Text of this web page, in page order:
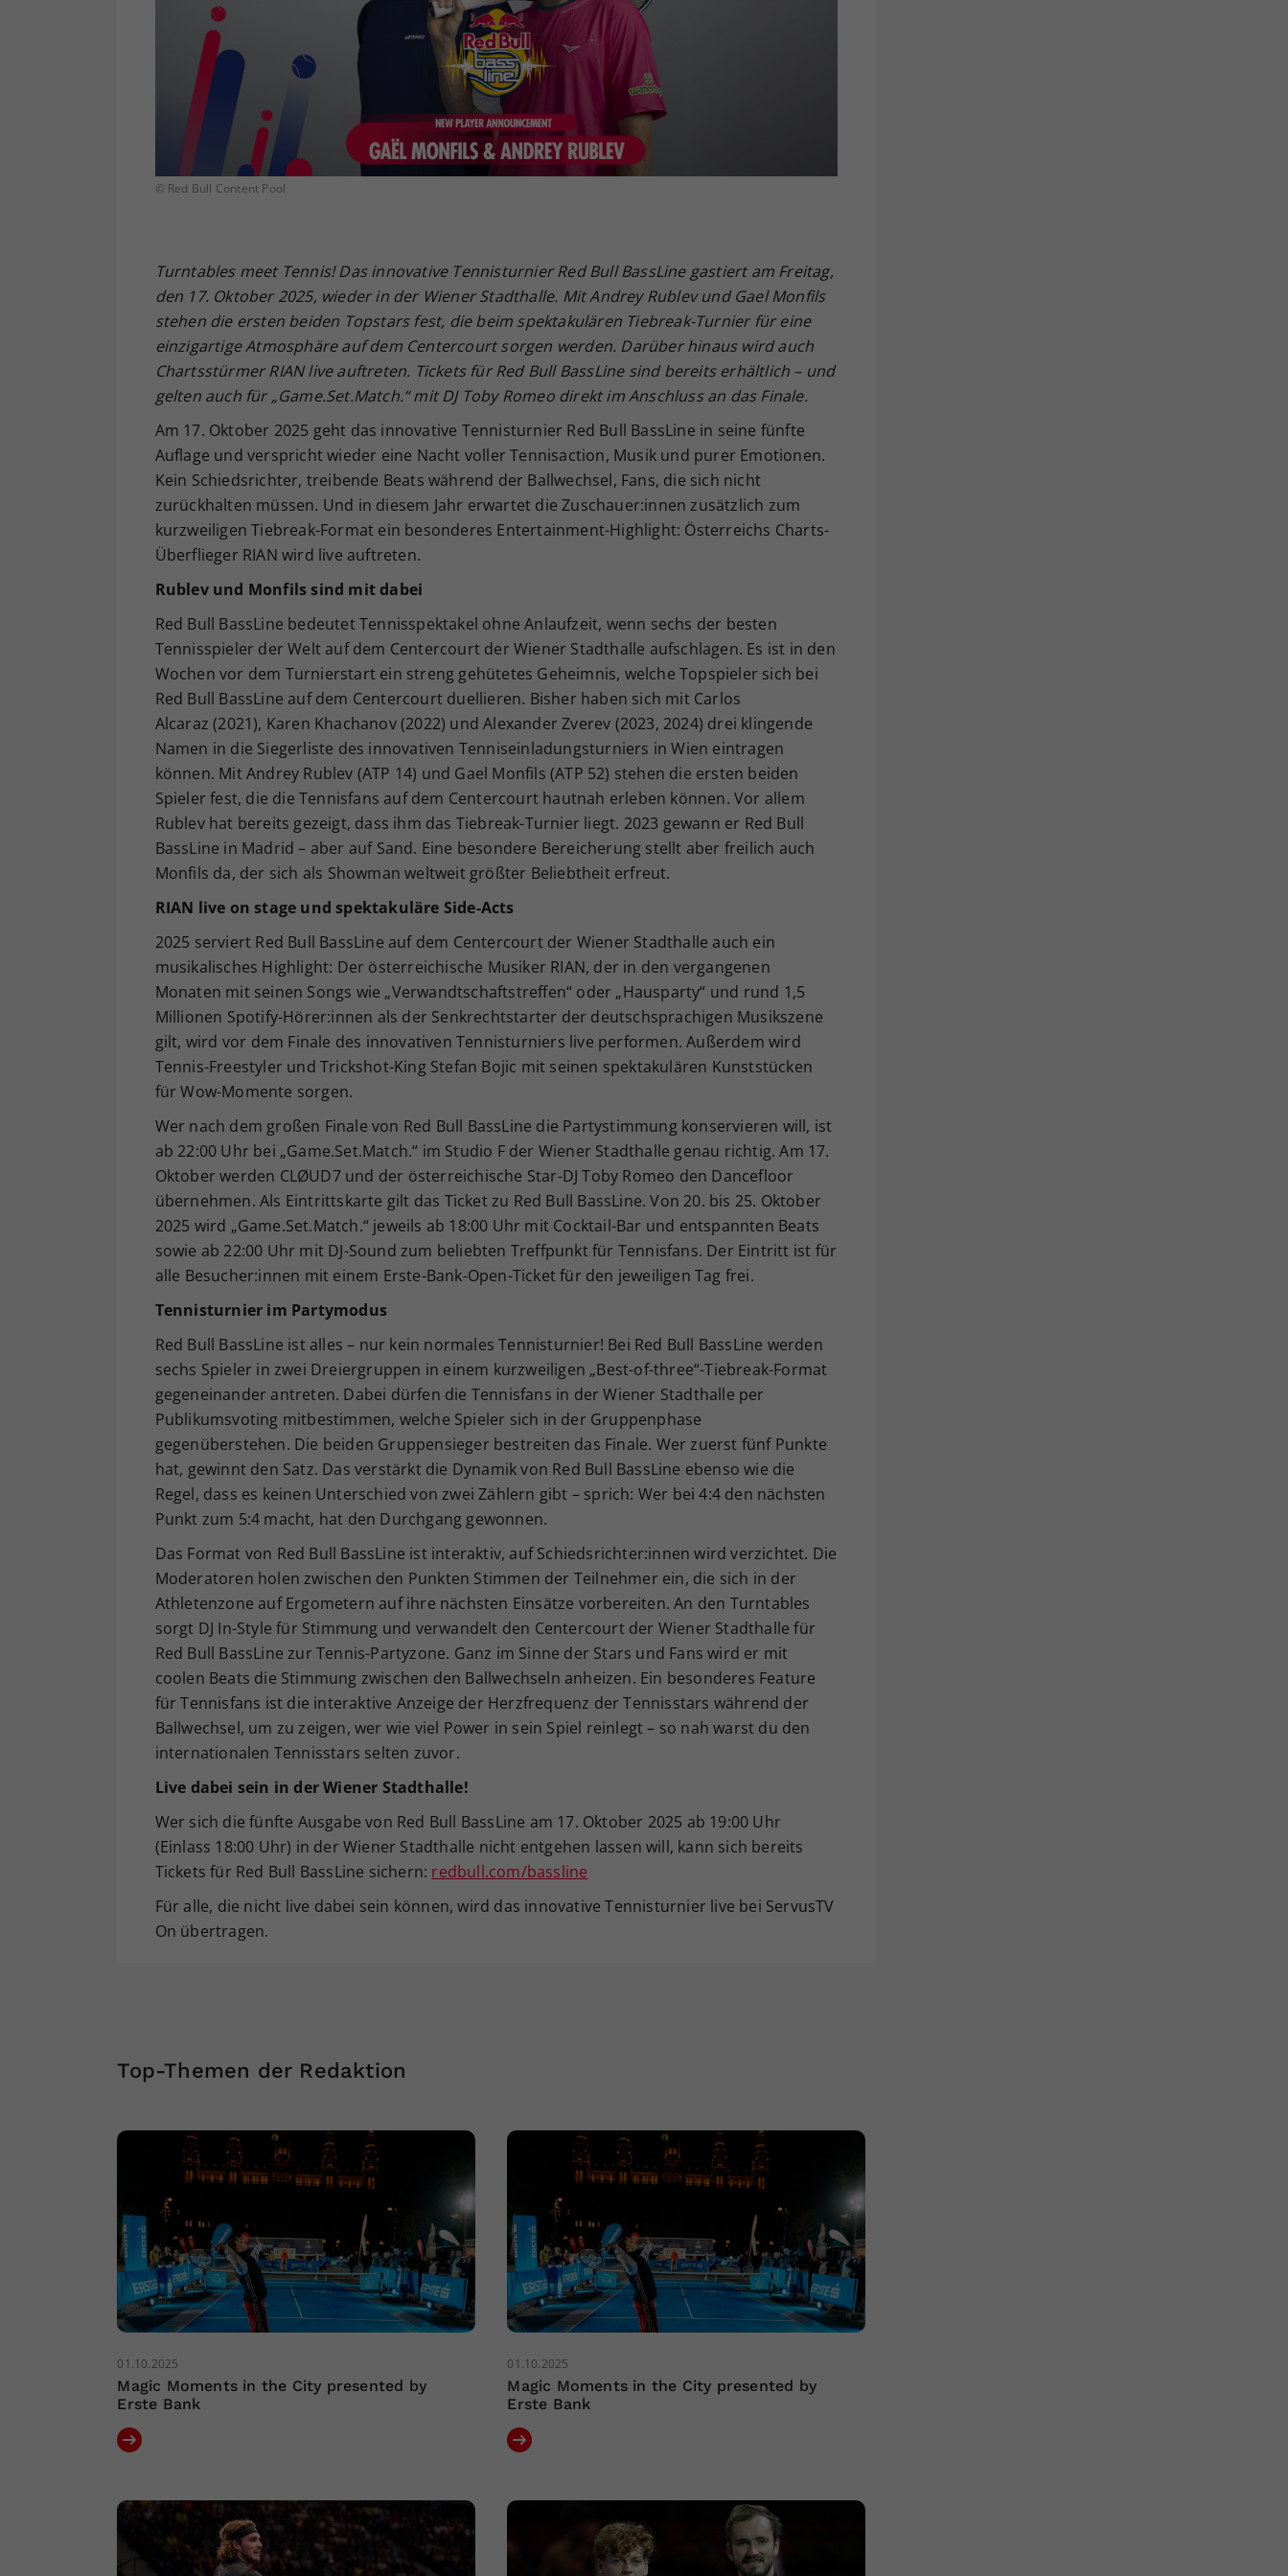
© Red Bull Content Pool
Turntables meet Tennis! Das innovative Tennisturnier Red Bull BassLine gastiert am Freitag,
den 17. Oktober 2025, wieder in der Wiener Stadthalle. Mit Andrey Rublev und GaelMonfils
stehen die ersten beiden Topstars fest, die beim spektakulären Tiebreak-Turnier für eine
einzigartige Atmosphäre auf dem Centercourt sorgen werden. Darüber hinaus wird auch
Chartsstürmer RIAN live auftreten. Tickets für Red Bull BassLine sind bereits erhältlich –und
gelten auch für „Game.Set.Match.“mit DJ Toby Romeo direkt im Anschluss an das Finale.
Am 17. Oktober 2025 geht das innovative Tennisturnier Red Bull BassLine in seine fünfte
Auflage und verspricht wieder eine Nacht voller Tennisaction, Musik und purer Emotionen.
Kein Schiedsrichter, treibende Beats während der Ballwechsel, Fans, die sich nicht
zurückhalten müssen. Und in diesem Jahr erwartet die Zuschauer:innen zusätzlich zum
kurzweiligen Tiebreak-Format ein besonderes Entertainment-Highlight: Österreichs Charts-
Überflieger RIAN wird live auftreten.
Rublev und Monfils sind mit dabei
Red Bull BassLine bedeutet Tennisspektakel ohne Anlaufzeit, wenn sechs der besten
Tennisspieler der Welt auf dem Centercourt der Wiener Stadthalle aufschlagen. Es ist in den
Wochen vor dem Turnierstart ein streng gehütetes Geheimnis, welche Topspieler sich bei
Red Bull BassLine auf dem Centercourt duellieren. Bisher haben sich mit Carlos
Alcaraz (2021), Karen Khachanov (2022) und Alexander Zverev (2023, 2024) drei klingende
Namen in die Siegerliste des innovativen Tenniseinladungsturniers in Wien eintragen
können. Mit Andrey Rublev (ATP 14) und Gael Monfils (ATP 52) stehen die ersten beiden
Spieler fest, die die Tennisfans auf dem Centercourt hautnah erleben können. Vor allem
Rublev hat bereits gezeigt, dass ihm das Tiebreak-Turnier liegt. 2023 gewann er Red Bull
BassLine in Madrid – aber auf Sand. Eine besondere Bereicherung stellt aber freilich auch
Monfils da, der sich als Showman weltweit größter Beliebtheit erfreut.
RIAN live on stage und spektakuläre Side-Acts
2025 serviert Red Bull BassLine auf dem Centercourt der Wiener Stadthalle auch ein
musikalisches Highlight: Der österreichische Musiker RIAN, der in den vergangenen
Monaten mit seinen Songs wie „Verwandtschaftstreffen“ oder „Hausparty“ und rund 1,5
Millionen Spotify-Hörer:innen als der Senkrechtstarter der deutschsprachigen Musikszene
gilt, wird vor dem Finale des innovativen Tennisturniers live performen. Außerdem wird
Tennis-Freestyler und Trickshot-King Stefan Bojic mit seinen spektakulären Kunststücken
für Wow-Momente sorgen.
Wer nach dem großen Finale von Red Bull BassLine die Partystimmung konservieren will, ist
ab 22:00 Uhr bei „Game.Set.Match.“ im Studio F der Wiener Stadthalle genau richtig. Am 17.
Oktober werden CLØUD7 und der österreichische Star-DJ Toby Romeo den Dancefloor
übernehmen. Als Eintrittskarte gilt das Ticket zu Red Bull BassLine. Von 20. bis 25. Oktober
2025 wird „Game.Set.Match.“ jeweils ab 18:00 Uhr mit Cocktail-Bar und entspannten Beats
sowie ab 22:00 Uhr mit DJ-Sound zum beliebten Treffpunkt für Tennisfans. Der Eintritt ist für
alle Besucher:innen mit einem Erste-Bank-Open-Ticket für den jeweiligen Tag frei.
Tennisturnier im Partymodus
Red Bull BassLine ist alles – nur kein normales Tennisturnier! Bei Red Bull BassLine werden
sechs Spieler in zwei Dreiergruppen in einem kurzweiligen „Best-of-three“-Tiebreak-Format
gegeneinander antreten. Dabei dürfen die Tennisfans in der Wiener Stadthalle per
Publikumsvoting mitbestimmen, welche Spieler sich in der Gruppenphase
gegenüberstehen. Die beiden Gruppensieger bestreiten das Finale. Wer zuerst fünf Punkte
hat, gewinnt den Satz. Das verstärkt die Dynamik von Red Bull BassLine ebenso wie die
Regel, dass es keinen Unterschied von zwei Zählern gibt – sprich: Wer bei 4:4 den nächsten
Punkt zum 5:4 macht, hat den Durchgang gewonnen.
Das Format von Red Bull BassLine ist interaktiv, auf Schiedsrichter:innen wird verzichtet. Die
Moderatoren holen zwischen den Punkten Stimmen der Teilnehmer ein, die sich in der
Athletenzone auf Ergometern auf ihre nächsten Einsätze vorbereiten. An den Turntables
sorgt DJ In-Style für Stimmung und verwandelt den Centercourt der Wiener Stadthalle für
Red Bull BassLine zur Tennis-Partyzone. Ganz im Sinne der Stars und Fans wird er mit
coolen Beats die Stimmung zwischen den Ballwechseln anheizen. Ein besonderes Feature
für Tennisfans ist die interaktive Anzeige der Herzfrequenz der Tennisstars während der
Ballwechsel, um zu zeigen, wer wie viel Power in sein Spiel reinlegt – so nah warst du den
internationalen Tennisstars selten zuvor.
Live dabei sein in der Wiener Stadthalle!
Wer sich die fünfte Ausgabe von Red Bull BassLine am 17. Oktober 2025 ab 19:00 Uhr
(Einlass 18:00 Uhr) in der Wiener Stadthalle nicht entgehen lassen will, kann sich bereits
Tickets für Red Bull BassLine sichern: redbull.com/bassline
Für alle, die nicht live dabei sein können, wird das innovative Tennisturnier live bei ServusTV
On übertragen.
Top-Themen der Redaktion
01.10.2025
Magic Moments in the City presented by
Erste Bank
01.10.2025
Magic Moments in the City presented by
Erste Bank
Ihrer vorgenommen Einstellungen, falls der
Webseiten-Betreiber dies eingestellt hat.